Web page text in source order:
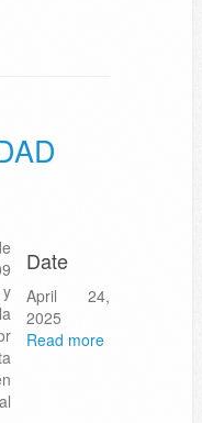
Date
April 24,
2025
Read more